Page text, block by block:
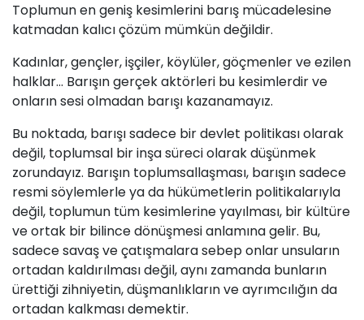
Toplumun en geniş kesimlerini barış mücadelesine
katmadan kalıcı çözüm mümkün değildir.
Kadınlar, gençler, işçiler, köylüler, göçmenler ve ezilen
halklar… Barışın gerçek aktörleri bu kesimlerdir ve
onların sesi olmadan barışı kazanamayız.
Bu noktada, barışı sadece bir devlet politikası olarak
değil, toplumsal bir inşa süreci olarak düşünmek
zorundayız. Barışın toplumsallaşması, barışın sadece
resmi söylemlerle ya da hükümetlerin politikalarıyla
değil, toplumun tüm kesimlerine yayılması, bir kültüre
ve ortak bir bilince dönüşmesi anlamına gelir. Bu,
sadece savaş ve çatışmalara sebep onlar unsuların
ortadan kaldırılması değil, aynı zamanda bunların
ürettiği zihniyetin, düşmanlıkların ve ayrımcılığın da
ortadan kalkması demektir.